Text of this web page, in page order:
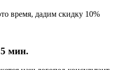
время, дадим скидку 10%
мин.